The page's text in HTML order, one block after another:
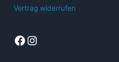
Vertrag widerrufen
Facebook
Instagram